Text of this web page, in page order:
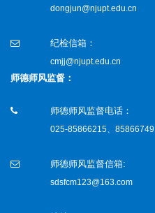
dongjun@njupt.edu.cn
纪检信箱：
cmjj@njupt.edu.cn
师德师风监督：
师德师风监督电话：
025-85866215、85866749
师德师风监督信箱:
sdsfcm123@163.com